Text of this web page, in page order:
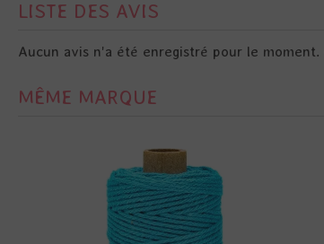
LISTE DES AVIS
Aucun avis n'a été enregistré pour le moment.
MÊME MARQUE